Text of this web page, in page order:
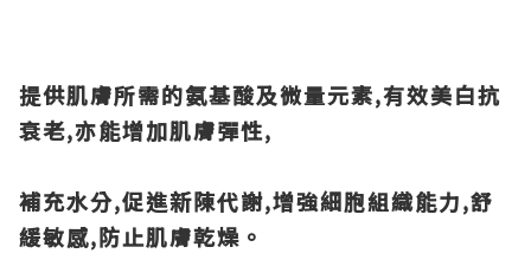
提供肌膚所需的氨基酸及微量元素,有效美白抗
衰老,亦能增加肌膚彈性,
補充水分,促進新陳代謝,增強細胞組織能力,舒
緩敏感,防止肌膚乾燥。